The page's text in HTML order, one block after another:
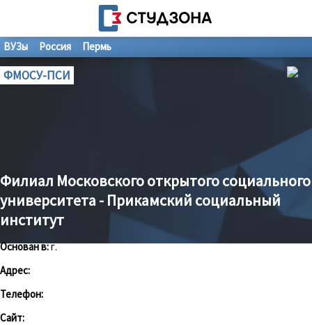
ВУЗы Россия Пермь
ФМОСУ-ПСИ
Филиал Московского открытого социального
университета - Прикамский социальный
институт
Основан в:г.
Адрес:
Телефон:
Сайт: